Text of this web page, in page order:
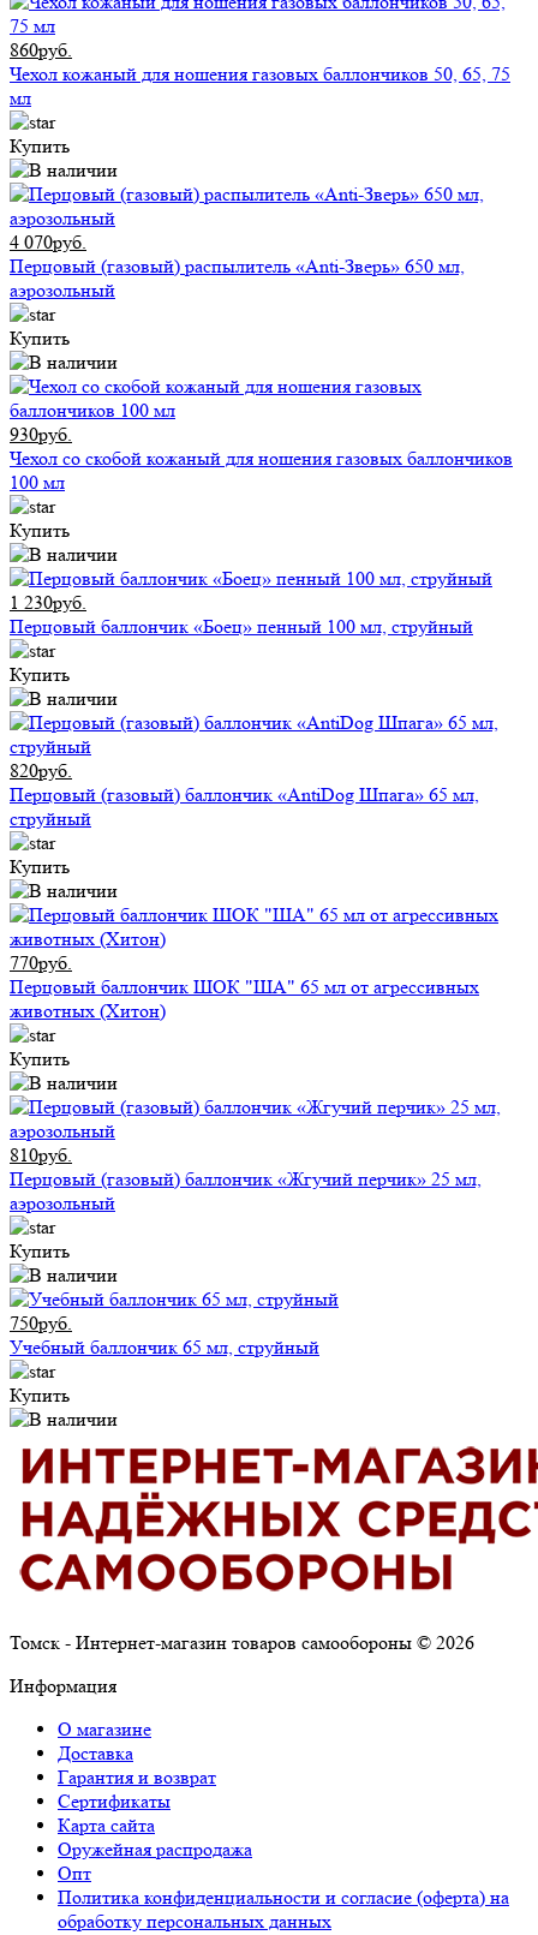
860руб.
Чехол кожаный для ношения газовых баллончиков 50, 65, 75
мл
Купить
4 070руб.
Перцовый (газовый) распылитель «Anti-Зверь» 650 мл,
аэрозольный
Купить
930руб.
Чехол со скобой кожаный для ношения газовых баллончиков
100 мл
Купить
1 230руб.
Перцовый баллончик «Боец» пенный 100 мл, струйный
Купить
820руб.
Перцовый (газовый) баллончик «AntiDog Шпага» 65 мл,
струйный
Купить
770руб.
Перцовый баллончик ШОК "ША" 65 мл от агрессивных
животных (Хитон)
Купить
810руб.
Перцовый (газовый) баллончик «Жгучий перчик» 25 мл,
аэрозольный
Купить
750руб.
Учебный баллончик 65 мл, струйный
Купить
Томск - Интернет-магазин товаров самообороны © 2026
Информация
О магазине
Доставка
Гарантия и возврат
Сертификаты
Карта сайта
Оружейная распродажа
Опт
Политика конфиденциальности и согласие (оферта) на
обработку персональных данных